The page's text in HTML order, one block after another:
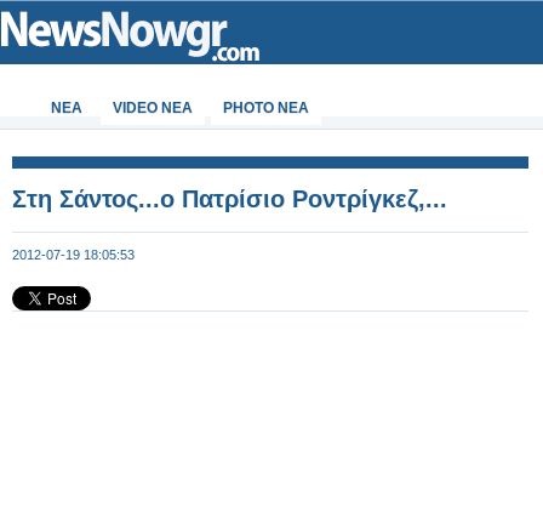
ΝΕΑ VIDEO NEA PHOTO NEA
Στη Σάντος...ο Πατρίσιο Ροντρίγκεζ,...
2012-07-19 18:05:53